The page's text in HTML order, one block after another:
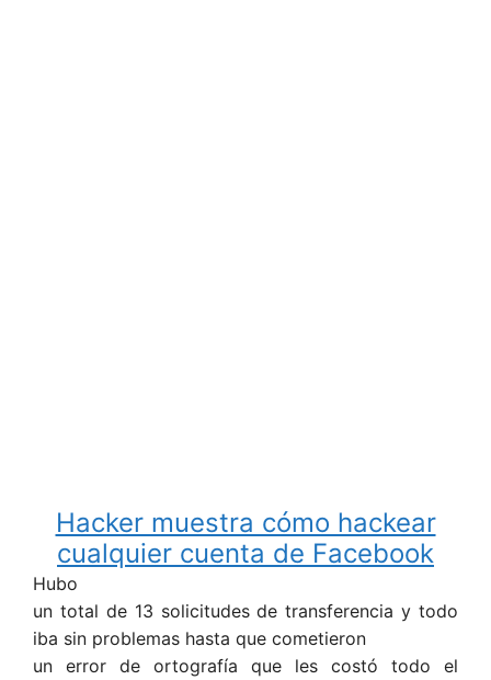
Hacker muestra cómo hackear
cualquier cuenta de Facebook
Hubo
un total de 13 solicitudes de transferencia y todo
iba sin problemas hasta que cometieron
un error de ortografía que les costó todo el